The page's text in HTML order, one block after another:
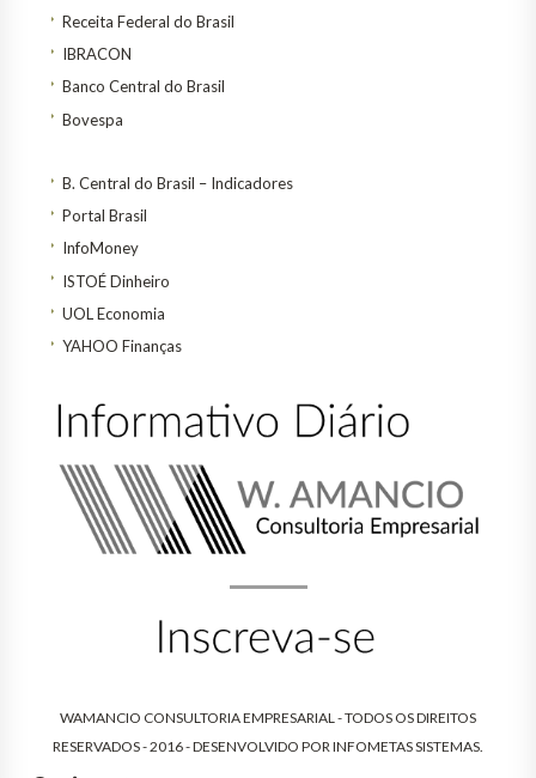
Receita Federal do Brasil
IBRACON
Banco Central do Brasil
Bovespa
B. Central do Brasil – Indicadores
Portal Brasil
InfoMoney
ISTOÉ Dinheiro
UOL Economia
YAHOO Finanças
WAMANCIO CONSULTORIA EMPRESARIAL - TODOS OS DIREITOS
RESERVADOS - 2016 - DESENVOLVIDO PORINFOMETAS SISTEMAS.